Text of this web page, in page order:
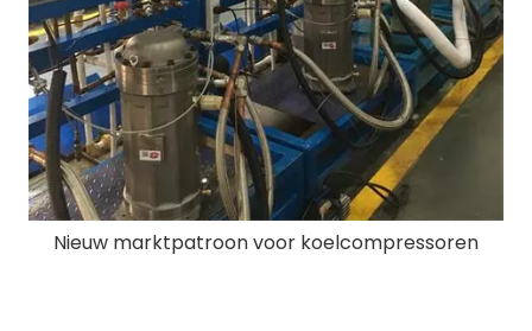
Nieuw marktpatroon voor koelcompressoren